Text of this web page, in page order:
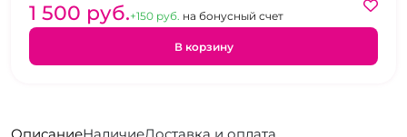
1 500 pуб.+150 pуб. на бонусный счет
В корзину